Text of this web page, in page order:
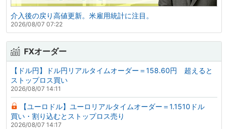
介入後の戻り高値更新。米雇用統計に注目。
2026/08/07 07:22
FXオーダー
【ドル円】ドル円リアルタイムオーダー＝158.60円 超えると
ストップロス買い
2026/08/07 14:11
【ユーロドル】ユーロリアルタイムオーダー＝1.1510ドル
買い・割り込むとストップロス売り
2026/08/07 14:17